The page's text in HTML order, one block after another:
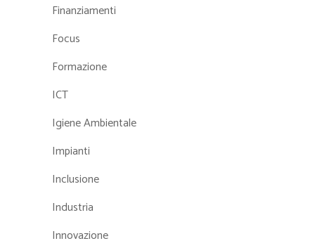
Finanziamenti
Focus
Formazione
ICT
Igiene Ambientale
Impianti
Inclusione
Industria
Innovazione